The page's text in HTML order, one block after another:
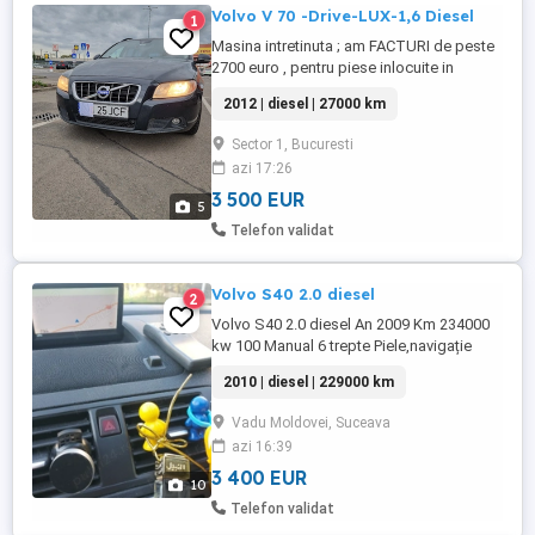
5
1 Volvo V 70 -Drive-LUX-1,6 Diesel
Masina intretinuta ; am FACTURI de peste
2700 euro , pentru piese inlocuite in
excelenta , I T P 2027 , Masina cu foarte
multe dotări din fabrica , dintre care
amintesc : Pilot automat , Avertizor frinare
de urgenta , Camera pe Marsarier ,Clima
bizonala ,Tapiterie ...
2012 | diesel | 27000 km
Sector 1, Bucuresti
azi 17:26
3 500 EUR
Telefon validat
10
2 Volvo S40 2.0 diesel
Volvo S40 2.0 diesel An 2009 Km 234000
kw 100 Manual 6 trepte Piele,navigație
scaun șofer Senzori parcare față spate
Senzori unghi mort Turelă, încălzire
scaune,jante Oglinzi rabatabile la
inchidere mai multe detalii preț negociabil
2010 | diesel | 229000 km
Vadu Moldovei, Suceava
azi 16:39
3 400 EUR
Telefon validat